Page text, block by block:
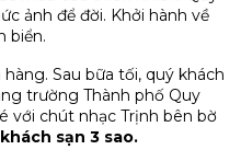
ảnh để đời. Khởi hành về
biển.
Sau bữa tối, quý khách
trường Thành phố Quy
với chút nhạc Trịnh bên bờ
sạn 3 sao.